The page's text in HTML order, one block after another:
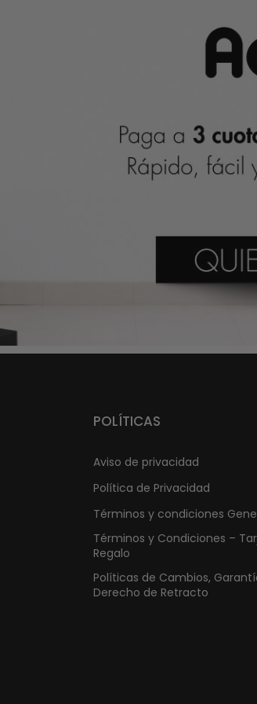
POLÍTICAS
Aviso de privacidad
Política de Privacidad
Términos y condiciones
Términos y Condiciones –
Regalo
Políticas de Cambios,
Derecho de Retracto